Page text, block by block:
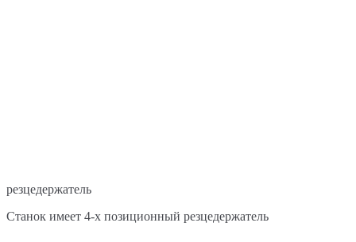
резцедержатель
Станок имеет 4-х позиционный резцедержатель